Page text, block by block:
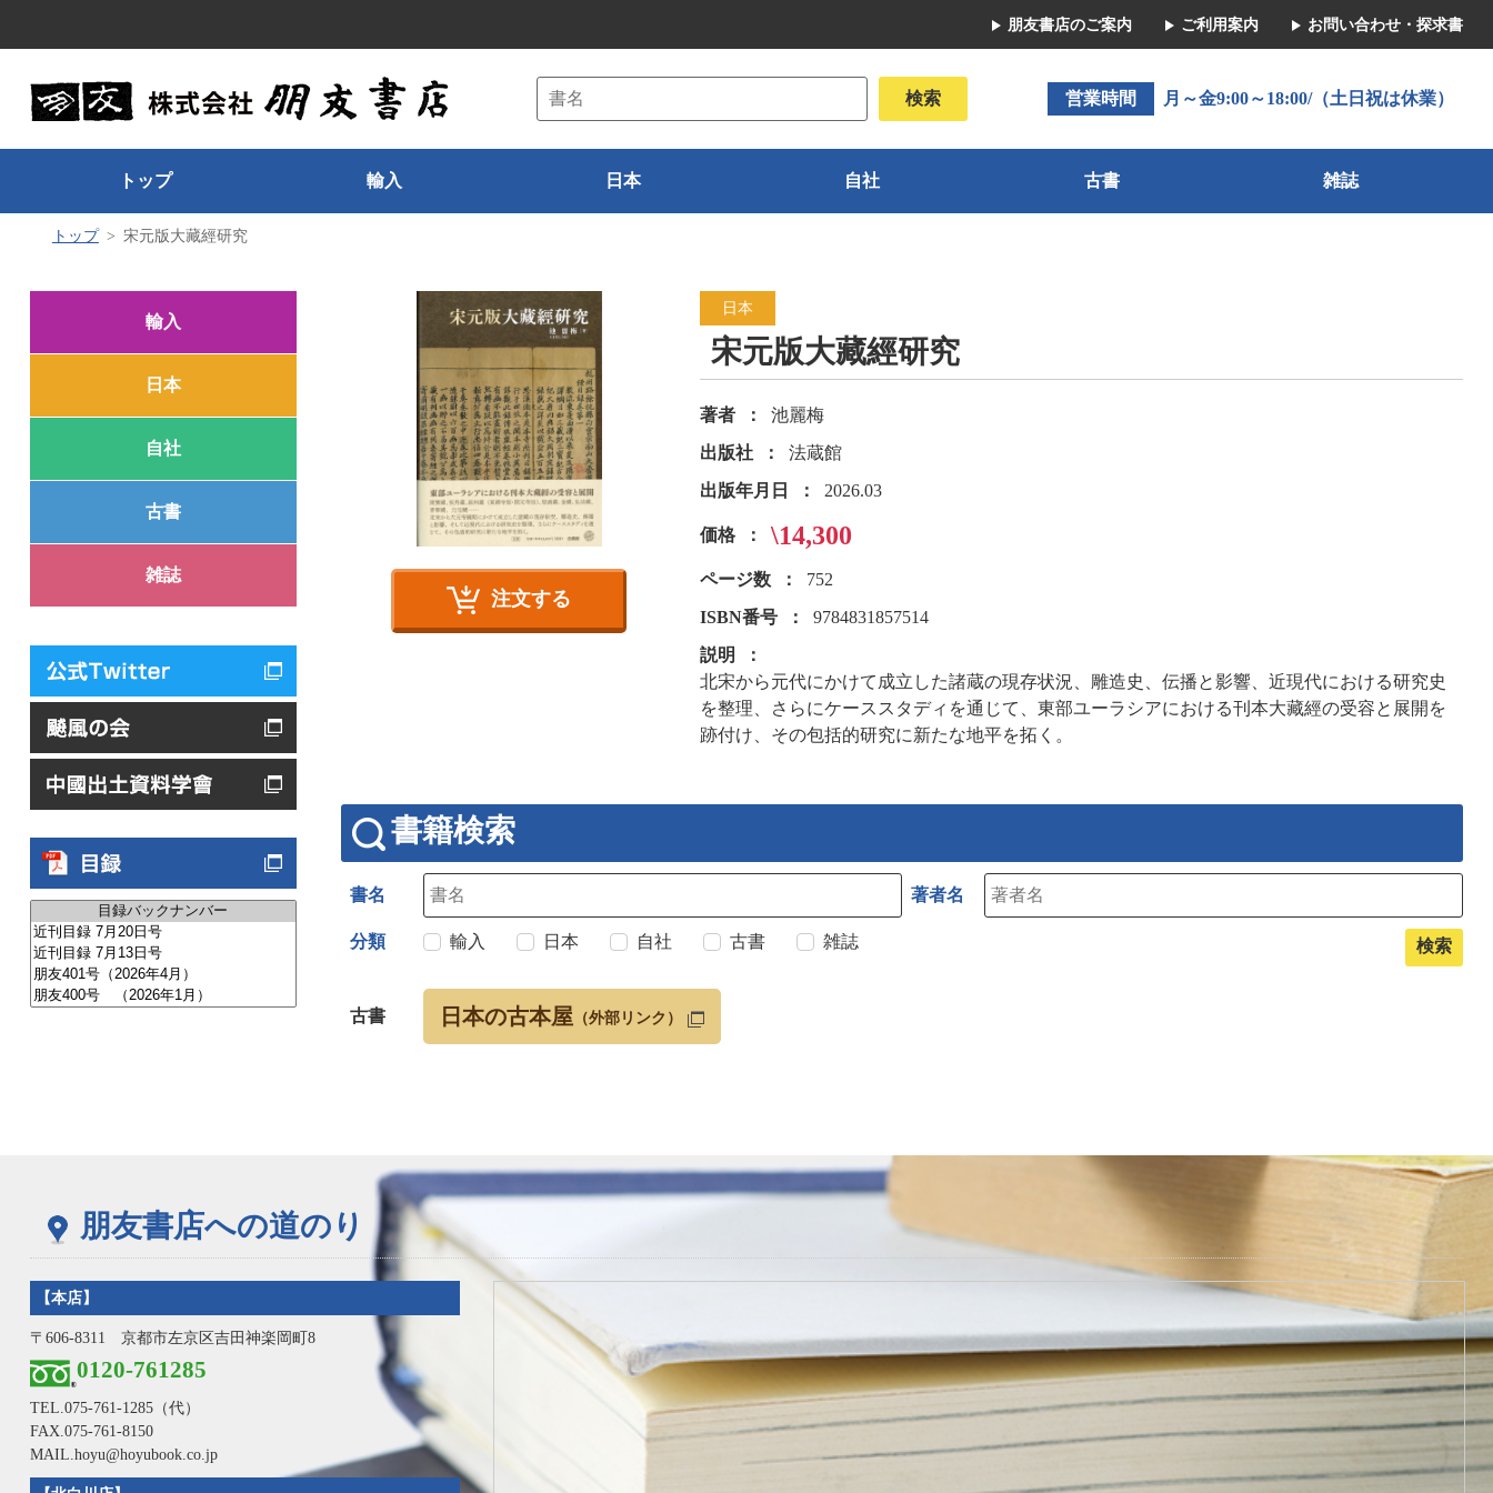
朋友書店のご案内 ご利用案内 お問い合わせ・探求書
営業時間 月～金9:00～18:00/（土日祝は休業）
トップ 輸入 日本 自社 古書 雑誌
トップ 宋元版大藏經研究
輸入
日本
自社
古書
雑誌
注文する
日本
宋元版大藏經研究
著者
池麗梅
出版社
法蔵館
出版年月日
2026.03
価格 \14,300
ページ数
752
ISBN番号
9784831857514
説明
北宋から元代にかけて成立した諸蔵の現存状況、雕造史、伝播と影響、近現代における研究史
を整理、さらにケーススタディを通じて、東部ユーラシアにおける刊本大藏經の受容と展開を
跡付け、その包括的研究に新たな地平を拓く。
書籍検索
書名 著者名
分類 輸入 日本 自社 古書 雑誌
古書 日本の古本屋 （外部リンク）
朋友書店への道のり
【本店】
〒606-8311 京都市左京区吉田神楽岡町8
0120-761285
TEL. 075-761-1285（代）
FAX.075-761-8150
MAIL.hoyu@hoyubook.co.jp